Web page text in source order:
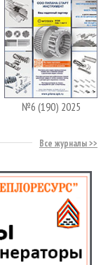
№6 (190) 2025
Все журналы